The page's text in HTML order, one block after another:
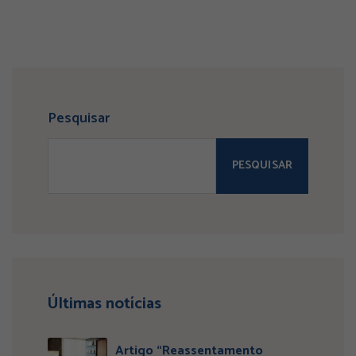
Pesquisar
PESQUISAR
Últimas notícias
Artigo “Reassentamento